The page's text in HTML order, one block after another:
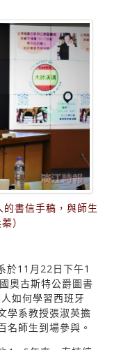
書信手稿，與師生
）
於11月22日下午1
奧古斯特公爵圖書
如何學習西班牙
學系教授張淑英擔
名師生到場參與。